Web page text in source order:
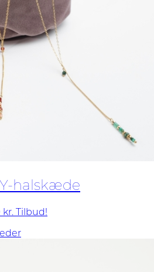
halskæde
kr. Den
pris
Tilbud!
vare